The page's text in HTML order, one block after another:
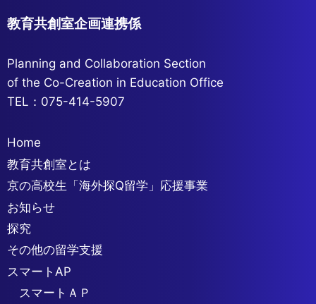
教育共創室企画連携係
Planning and Collaboration Section
of the Co-Creation in Education Office
TEL：075-414-5907
Home
教育共創室とは
京の高校生「海外探Q留学」応援事業
お知らせ
探究
その他の留学支援
スマートAP
スマートＡＰ